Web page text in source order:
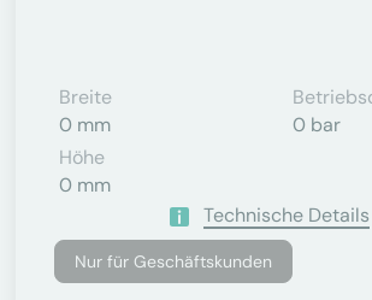
Breite
0 mm
0 bar
Höhe
0 mm
Technische Details
Nur für Geschäftskunden